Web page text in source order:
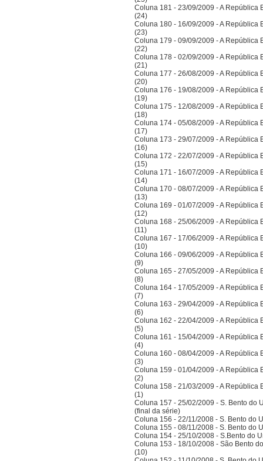
Coluna 181 - 23/09/2009 - A República
(24)
Coluna 180 - 16/09/2009 - A República
(23)
Coluna 179 - 09/09/2009 - A República
(22)
Coluna 178 - 02/09/2009 - A República
(21)
Coluna 177 - 26/08/2009 - A República
(20)
Coluna 176 - 19/08/2009 - A República
(19)
Coluna 175 - 12/08/2009 - A República
(18)
Coluna 174 - 05/08/2009 - A República
(17)
Coluna 173 - 29/07/2009 - A República
(16)
Coluna 172 - 22/07/2009 - A República
(15)
Coluna 171 - 16/07/2009 - A República
(14)
Coluna 170 - 08/07/2009 - A República
(13)
Coluna 169 - 01/07/2009 - A República
(12)
Coluna 168 - 25/06/2009 - A República
(11)
Coluna 167 - 17/06/2009 - A República
(10)
Coluna 166 - 09/06/2009 - A República
(9)
Coluna 165 - 27/05/2009 - A República
(8)
Coluna 164 - 17/05/2009 - A República
(7)
Coluna 163 - 29/04/2009 - A República
(6)
Coluna 162 - 22/04/2009 - A República
(5)
Coluna 161 - 15/04/2009 - A República
(4)
Coluna 160 - 08/04/2009 - A República
(3)
Coluna 159 - 01/04/2009 - A República
(2)
Coluna 158 - 21/03/2009 - A República
(1)
Coluna 157 - 25/02/2009 - S. Bento do
(final da série)
Coluna 156 - 22/11/2008 - S. Bento do
Coluna 155 - 08/11/2008 - S. Bento do
Coluna 154 - 25/10/2008 - S.Bento do
Coluna 153 - 18/10/2008 - São Bento
(10)